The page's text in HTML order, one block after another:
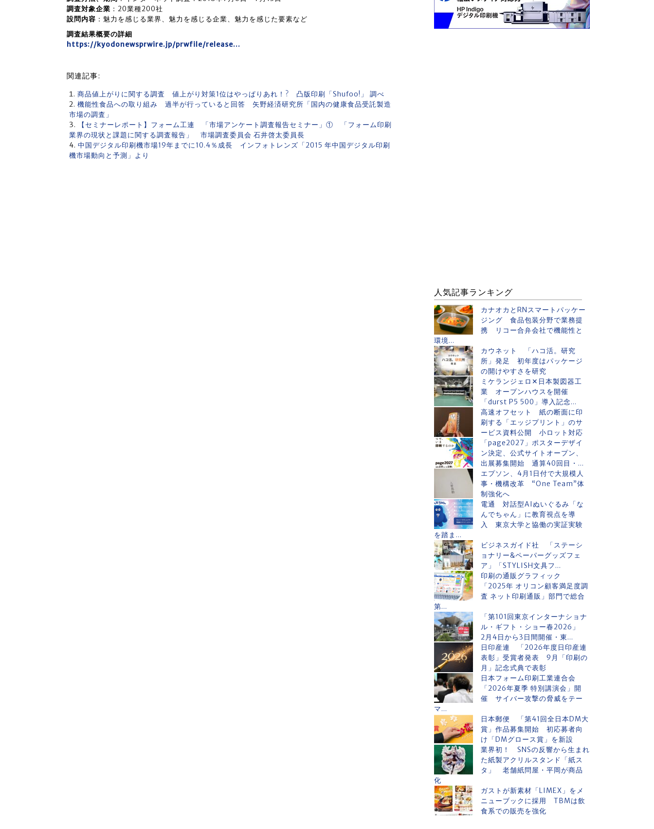
調査対象企業 ：20業種200社
設問内容 ：魅力を感じる業界、魅力を感じる企業、魅力を感じた要素など
調査結果概要の詳細
https://kyodonewsprwire.jp/prwfile/release…
関連記事:
商品値上がりに関する調査 値上がり対策1位はやっぱりあれ！? 凸版印刷「Shufoo!」 調べ
機能性食品への取り組み 過半が行っていると回答 矢野経済研究所「国内の健康食品受託製造
市場の調査」
【セミナーレポート】フォーム工連 「市場アンケート調査報告セミナー」① 「フォーム印刷
業界の現状と課題に関する調査報告」 市場調査委員会 石井啓太委員長
中国デジタル印刷機市場19年までに10.4％成長 インフォトレンズ「2015 年中国デジタル印刷
機市場動向と予測」より
人気記事ランキング
カナオカとRNスマートパッケー
ジング 食品包装分野で業務提
携 リコー合弁会社で機能性と
環境...
カウネット 「ハコ活。研究
所」発足 初年度はパッケージ
の開けやすさを研究
ミケランジェロ✕日本製図器工
業 オープンハウスを開催
「durst P5 500」導入記念...
高速オフセット 紙の断面に印
刷する「エッジプリント」のサ
ービス資料公開 小ロット対応
「page2027」ポスターデザイ
ン決定、公式サイトオープン、
出展募集開始 通算40回目・...
エプソン、4月1日付で大規模人
事・機構改革 “One Team”体
制強化へ
電通 対話型AIぬいぐるみ「な
んでちゃん」に教育視点を導
入 東京大学と協働の実証実験
を踏ま...
ビジネスガイド社 「ステーシ
ョナリー&ペーパーグッズフェ
ア」「STYLISH文具フ...
印刷の通販グラフィック
「2025年 オリコン顧客満足度調
査 ネット印刷通販」部門で総合
第...
「第101回東京インターナショナ
ル・ギフト・ショー春2026」
2月4日から3日間開催・東...
日印産連 「2026年度日印産連
表彰」受賞者発表 9月「印刷の
月」記念式典で表彰
日本フォーム印刷工業連合会
「2026年夏季 特別講演会」開
催 サイバー攻撃の脅威をテー
マ...
日本郵便 「第41回全日本DM大
賞」作品募集開始 初応募者向
け「DMグロース賞」を新設
業界初！ SNSの反響から生まれ
た紙製アクリルスタンド「紙ス
タ」 老舗紙問屋・平岡が商品
化
ガストが新素材「LIMEX」をメ
ニューブックに採用 TBMは飲
食系での販売を強化